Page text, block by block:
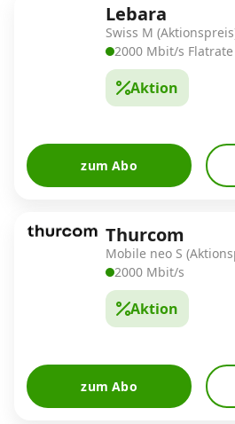
Lebara
Swiss M
2000 Mbit/s Flatrate
Aktion
zum Abo
Thurcom
Mobile neo S
2000 Mbit/s
Aktion
zum Abo